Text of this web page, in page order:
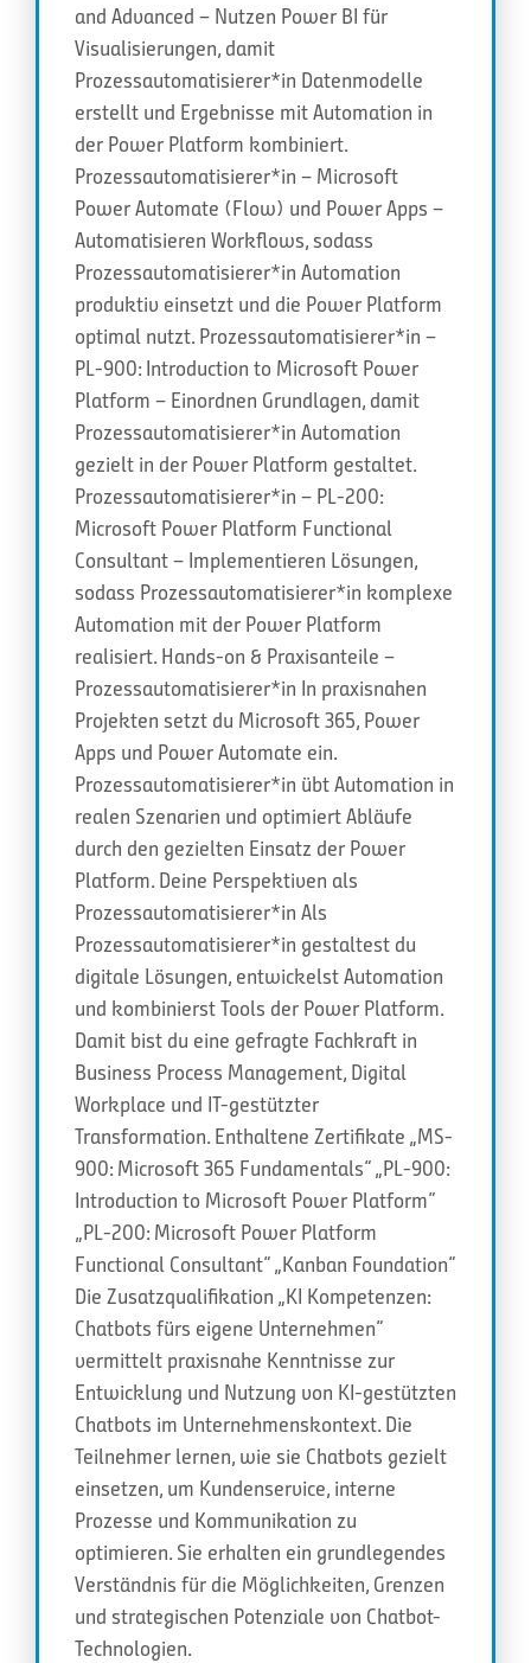
and Advanced – Nutzen Power BI für
Visualisierungen, damit
Prozessautomatisierer*in Datenmodelle
erstellt und Ergebnisse mit Automation in
der Power Platform kombiniert.
Prozessautomatisierer*in – Microsoft
Power Automate (Flow) und Power Apps –
Automatisieren Workflows, sodass
Prozessautomatisierer*in Automation
produktiv einsetzt und die Power Platform
optimal nutzt. Prozessautomatisierer*in –
PL-900: Introduction to Microsoft Power
Platform – Einordnen Grundlagen, damit
Prozessautomatisierer*in Automation
gezielt in der Power Platform gestaltet.
Prozessautomatisierer*in – PL-200:
Microsoft Power Platform Functional
Consultant – Implementieren Lösungen,
sodass Prozessautomatisierer*in komplexe
Automation mit der Power Platform
realisiert. Hands-on & Praxisanteile –
Prozessautomatisierer*in In praxisnahen
Projekten setzt du Microsoft 365, Power
Apps und Power Automate ein.
Prozessautomatisierer*in übt Automation in
realen Szenarien und optimiert Abläufe
durch den gezielten Einsatz der Power
Platform. Deine Perspektiven als
Prozessautomatisierer*in Als
Prozessautomatisierer*in gestaltest du
digitale Lösungen, entwickelst Automation
und kombinierst Tools der Power Platform.
Damit bist du eine gefragte Fachkraft in
Business Process Management, Digital
Workplace und IT-gestützter
Transformation. Enthaltene Zertifikate „MS-
900: Microsoft 365 Fundamentals“ „PL-900:
Introduction to Microsoft Power Platform“
„PL-200: Microsoft Power Platform
Functional Consultant“ „Kanban Foundation“
Die Zusatzqualifikation „KI Kompetenzen:
Chatbots fürs eigene Unternehmen“
vermittelt praxisnahe Kenntnisse zur
Entwicklung und Nutzung von KI-gestützten
Chatbots im Unternehmenskontext. Die
Teilnehmer lernen, wie sie Chatbots gezielt
einsetzen, um Kundenservice, interne
Prozesse und Kommunikation zu
optimieren. Sie erhalten ein grundlegendes
Verständnis für die Möglichkeiten, Grenzen
und strategischen Potenziale von Chatbot-
Technologien.